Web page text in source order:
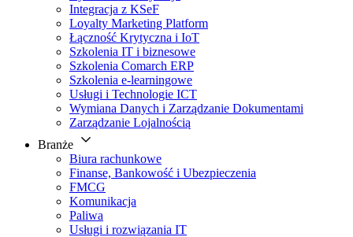
Integracja z KSeF
Loyalty Marketing Platform
Łączność Krytyczna i IoT
Szkolenia IT i biznesowe
Szkolenia Comarch ERP
Szkolenia e-learningowe
Usługi i Technologie ICT
Wymiana Danych i Zarządzanie Dokumentami
Zarządzanie Lojalnością
Branże
Biura rachunkowe
Finanse, Bankowość i Ubezpieczenia
FMCG
Komunikacja
Paliwa
Usługi i rozwiązania IT